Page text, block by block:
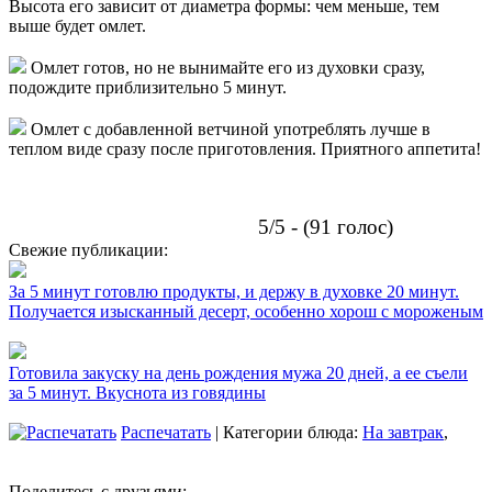
Высота его зависит от диаметра формы: чем меньше, тем
выше будет омлет.
Омлет готов, но не вынимайте его из духовки сразу,
подождите приблизительно 5 минут.
Омлет с добавленной ветчиной употреблять лучше в
теплом виде сразу после приготовления. Приятного аппетита!
5/5 - (91 голос)
Свежие публикации:
За 5 минут готовлю продукты, и держу в духовке 20 минут.
Получается изысканный десерт, особенно хорош с мороженым
Готовила закуску на день рождения мужа 20 дней, а ее съели
за 5 минут. Вкуснота из говядины
Распечатать | Категории блюда: На завтрак,